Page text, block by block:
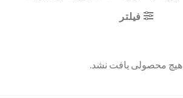
فیلتر
هیچ محصولی یافت نشد.